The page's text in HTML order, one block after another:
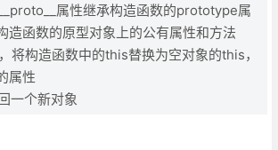
属性继承构造函数的prototype属
造函数的原型对象上的公有属性和方法
将构造函数中的this替换为空对象的this，
属性
一个新对象